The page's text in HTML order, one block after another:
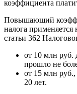
коэффициента
Повышающий
налога
статьи 362
от 10 млн руб.
прошло не
от 15 млн
20 лет.